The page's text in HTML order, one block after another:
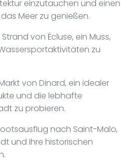
einzutauchen und einen
Meer zu genießen.
von Écluse, ein Muss,
zu
von Dinard, ein idealer
und die lebhafte
zu probieren.
nach Saint-Malo,
und ihre historischen